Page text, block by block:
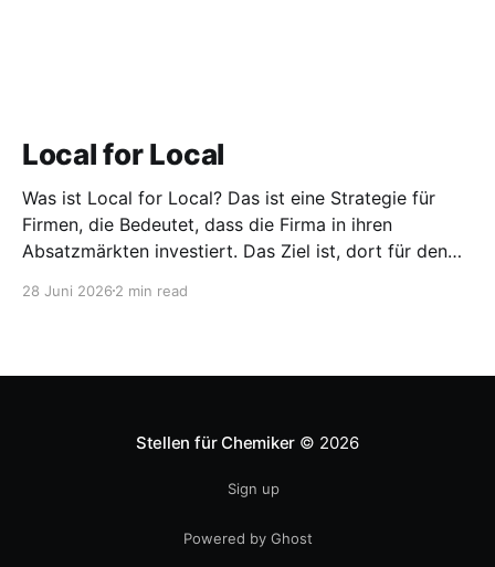
Local for Local
Was ist Local for Local? Das ist eine Strategie für
Firmen, die Bedeutet, dass die Firma in ihren
Absatzmärkten investiert. Das Ziel ist, dort für den
entwickeln. Diese Strategie ist von Toyota bekannt,
28 Juni 2026 2 min read
Stellen für Chemiker © 2026
Sign up
Powered by Ghost